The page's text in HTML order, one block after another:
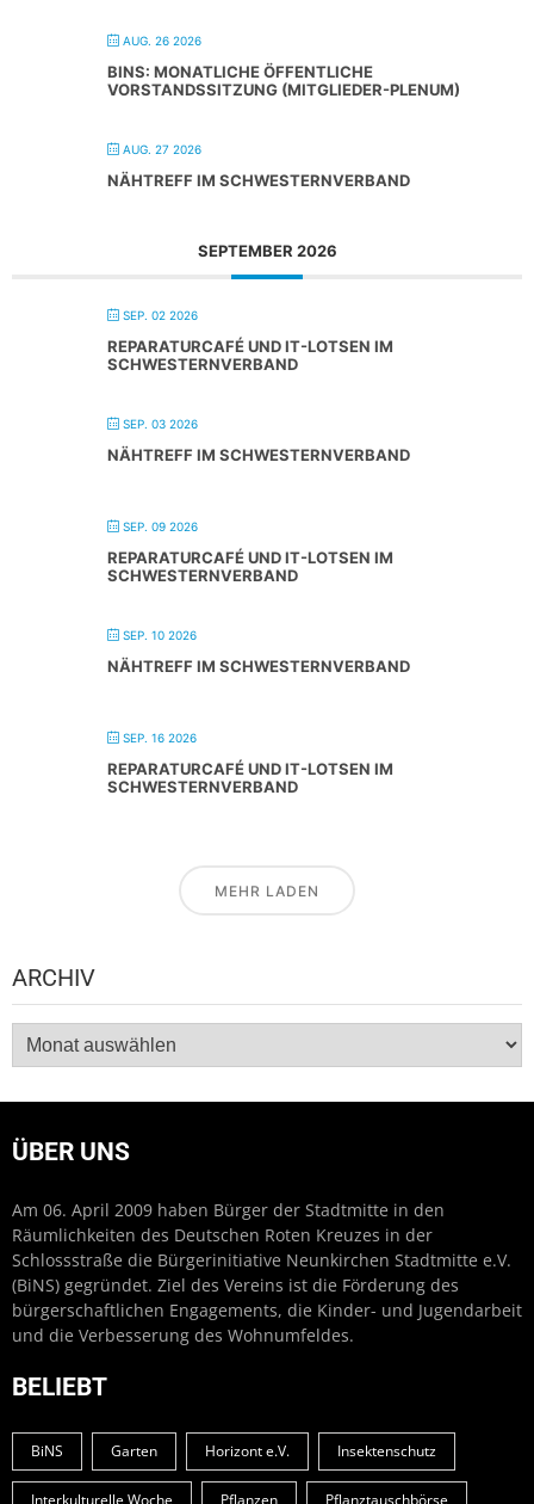
AUG. 26 2026
BINS: MONATLICHE ÖFFENTLICHE
VORSTANDSSITZUNG (MITGLIEDER-PLENUM)
AUG. 27 2026
NÄHTREFF IM SCHWESTERNVERBAND
SEPTEMBER 2026
SEP. 02 2026
REPARATURCAFÉ UND IT-LOTSEN IM
SCHWESTERNVERBAND
SEP. 03 2026
NÄHTREFF IM SCHWESTERNVERBAND
SEP. 09 2026
REPARATURCAFÉ UND IT-LOTSEN IM
SCHWESTERNVERBAND
SEP. 10 2026
NÄHTREFF IM SCHWESTERNVERBAND
SEP. 16 2026
REPARATURCAFÉ UND IT-LOTSEN IM
SCHWESTERNVERBAND
MEHR LADEN
ARCHIV
ÜBER UNS
Am 06. April 2009 haben Bürger der Stadtmitte in den
Räumlichkeiten des Deutschen Roten Kreuzes in der
Schlossstraße die Bürgerinitiative Neunkirchen Stadtmitte e.V.
(BiNS) gegründet. Ziel des Vereins ist die Förderung des
bürgerschaftlichen Engagements, die Kinder- und Jugendarbeit
und die Verbesserung des Wohnumfeldes.
BELIEBT
BiNS Garten Horizont e.V. Insektenschutz
Interkulturelle Woche Pflanzen Pflanztauschbörse